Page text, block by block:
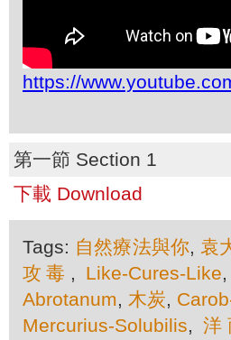
https://
第一節 Section 1
下載 Download
Tags: 自然療法與你,袁
攻毒 , Like-Cures-Like,
Abrotanum, 木炭,
Mercurius-Solubilis,洋